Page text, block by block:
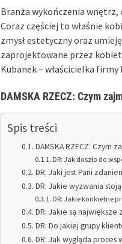
Branża wykończenia wnętrz,
Coraz częściej to właśnie
zmysł estetyczny oraz
zaprojektowane przez
Kubanek – właścicielka firmy
DAMSKA RZECZ: Czym
Spis treści
DAMSKA RZECZ: Czym
DR: Jak doszło do
DR: Jaki jest Pani
DR: Jakie wyzwania
DR: Jakie konkretne
DR: Jakie są
DR: Do jakiej grupy
DR: Jak wygląda